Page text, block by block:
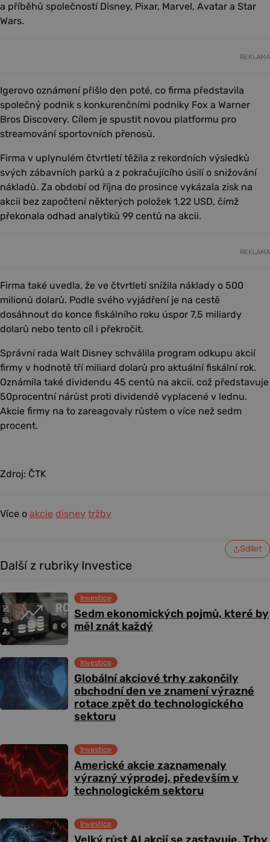
a příběhů společností Disney, Pixar, Marvel, Avatar a Star
Wars.
REKLAMA
Igerovo oznámení přišlo den poté, co firma představila
společný podnik s konkurenčními podniky Fox a Warner
Bros Discovery. Cílem je spustit novou platformu pro
streamování sportovních přenosů.
Firma v uplynulém čtvrtletí těžila z rekordních výsledků
svých zábavních parků a z pokračujícího úsilí o snižování
nákladů. Za období od října do prosince vykázala zisk na
akcii bez započtení některých položek 1,22 USD, čímž
překonala odhad analytiků 99 centů na akcii.
REKLAMA
Firma také uvedla, že ve čtvrtletí snížila náklady o 500
milionů dolarů. Podle svého vyjádření je na cestě
dosáhnout do konce fiskálního roku úspor 7,5 miliardy
dolarů nebo tento cíl i překročit.
Správní rada Walt Disney schválila program odkupu akcií
firmy v hodnotě tří miliard dolarů pro aktuální fiskální rok.
Oznámila také dividendu 45 centů na akcii, což představuje
50procentní nárůst proti dividendě vyplacené v lednu.
Akcie firmy na to zareagovaly růstem o více než sedm
procent.
Zdroj: ČTK
Více o akcie disney tržby
Sdílet
Další z rubriky Investice
Sedm ekonomických pojmů, které by
měl znát každý
Investice
Globální akciové trhy zakončily
obchodní den ve znamení výrazné
rotace zpět do technologického
sektoru
Investice
Americké akcie zaznamenaly
výrazný výprodej, především v
technologickém sektoru
Investice
Investice